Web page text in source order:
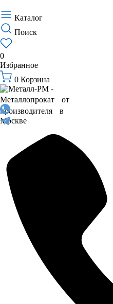
Каталог
Поиск
0
Избранное
0 Корзина